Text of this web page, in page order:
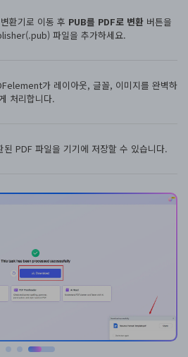
환기로 이동 후 PUB를 PDF로 변환버튼을
파일을 추가하세요.
가 레이아웃, 글꼴, 이미지를 완벽하
처리합니다.
된 PDF 파일을 기기에 저장할 수 있습니다.